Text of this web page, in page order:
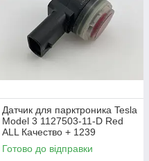
Датчик для парктроника Tesla
Model 3 1127503-11-D Red
ALL Качество + 1239
Готово до відправки